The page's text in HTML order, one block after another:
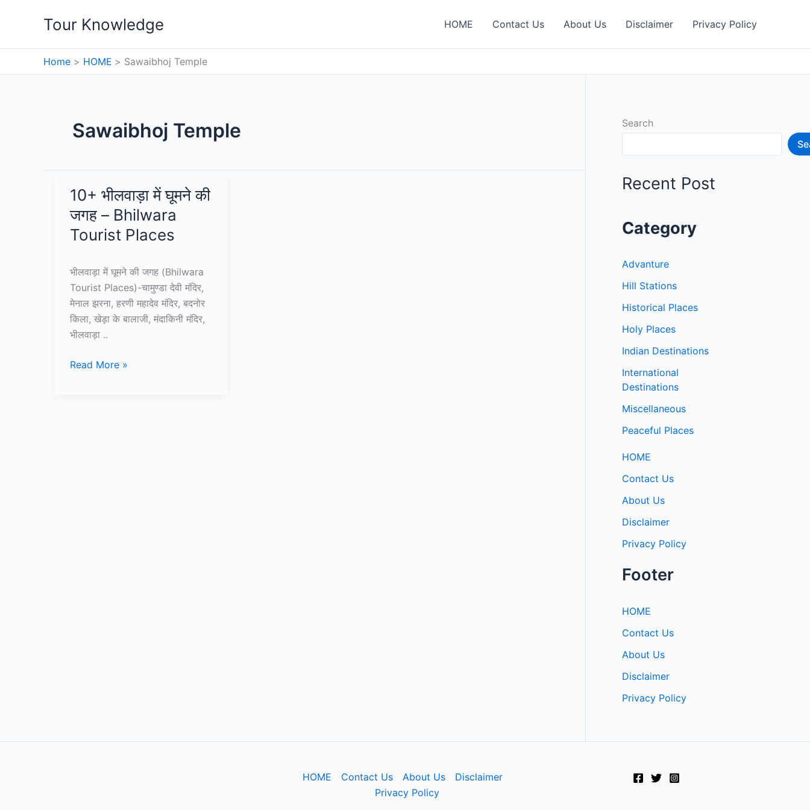
Tour Knowledge HOME Contact Us About Us Disclaimer Privacy Policy
Home HOME Sawaibhoj Temple
Sawaibhoj Temple
10+ भीलवाड़ा में घूमने की
जगह – Bhilwara
Tourist Places
भीलवाड़ा में घूमने की जगह (Bhilwara
Tourist Places)-चामुण्डा देवी मंदिर,
मेनाल झरना, हरणी महादेव मंदिर, बदनोर
किला, खेड़ा के बालाजी, मंदाकिनी मंदिर,
भीलवाड़ा ..
10+
Read More »
Search
Recent Post
Category
Advanture
Hill Stations
Historical Places
Holy Places
Indian Destinations
International
Destinations
Miscellaneous
Peaceful Places
HOME
Contact Us
About Us
Disclaimer
Privacy Policy
Footer
HOME
Contact Us
About Us
Disclaimer
Privacy Policy
HOME Contact Us About Us
Disclaimer
Privacy Policy